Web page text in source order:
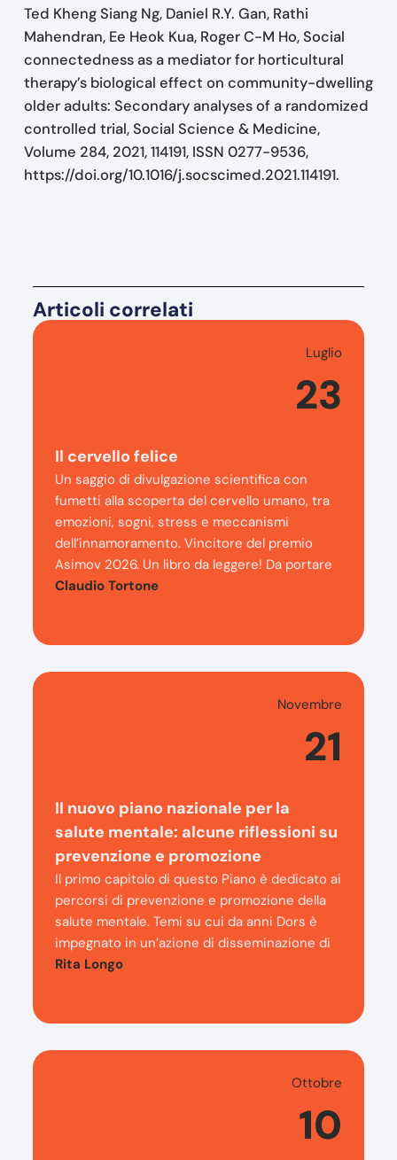
Ted Kheng Siang Ng, Daniel R.Y. Gan, Rathi
Mahendran, Ee Heok Kua, Roger C-M Ho, Social
connectedness as a mediator for horticultural
therapy’s biological effect on community-dwelling
older adults: Secondary analyses of a randomized
controlled trial, Social Science & Medicine,
Volume 284, 2021, 114191, ISSN 0277-9536,
https://doi.org/10.1016/j.socscimed.2021.114191.
Articoli correlati
Luglio
23
Il cervello felice
Un saggio di divulgazione scientifica con
fumetti alla scoperta del cervello umano, tra
emozioni, sogni, stress e meccanismi
dell’innamoramento. Vincitore del premio
Asimov 2026. Un libro da leggere! Da portare
Claudio Tortone
Novembre
21
Il nuovo piano nazionale per la
salute mentale: alcune riflessioni su
prevenzione e promozione
Il primo capitolo di questo Piano è dedicato ai
percorsi di prevenzione e promozione della
salute mentale. Temi su cui da anni Dors è
impegnato in un’azione di disseminazione di
Rita Longo
Ottobre
10